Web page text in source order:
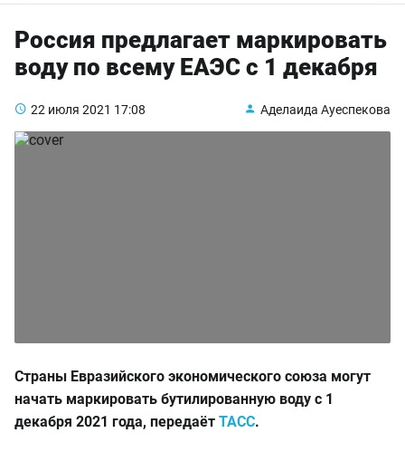
Россия предлагает маркировать
воду по всему ЕАЭС с 1 декабря
22 июля 2021 17:08 Аделаида Ауеспекова
Страны Евразийского экономического союза могут
начать маркировать бутилированную воду с 1
декабря 2021 года, передаёт ТАСС.